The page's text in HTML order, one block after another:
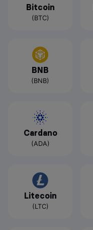
Bitcoin
(BTC)
BNB
(BNB)
Cardano
(ADA)
Litecoin
(LTC)